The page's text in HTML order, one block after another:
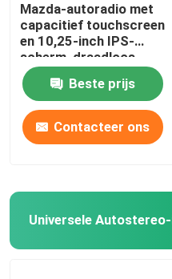
Contacteer ons
nieuws
Alle Gevallen
Android Autoradio
Mazda-autoradio met
capacitief touchscreen
en 10,25-inch IPS-
scherm, draadloos
Carplay
Beste prijs
Contacteer ons
Universele